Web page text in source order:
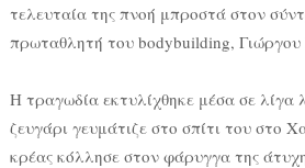
τελευταία της πνοή μπροστά στον
πρωταθλητή του bodybuilding,
Η τραγωδία εκτυλίχθηκε μέσα σε
ζευγάρι γευμάτιζε στο σπίτι του στο
κρέας κόλλησε στον φάρυγγα της